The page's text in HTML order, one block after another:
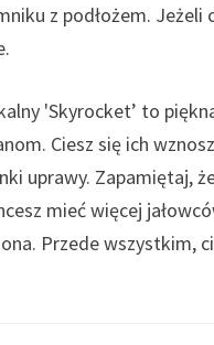
z podłożem.
'Skyrocket’ to
Ciesz się ich
uprawy. Zapamiętaj,
mieć więcej
Przede wszystkim,